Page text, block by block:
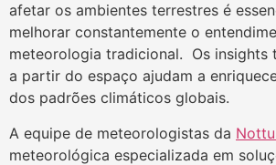
afetar os ambientes terrestres é
melhorar constantemente o
meteorologia tradicional. Os insights
a partir do espaço ajudam a
dos padrões climáticos globais.
A equipe de meteorologistas da
meteorológica especializada em